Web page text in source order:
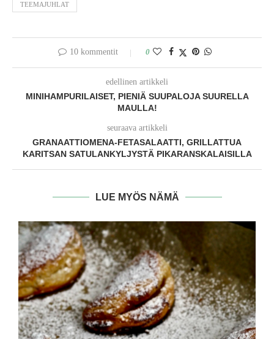
TEEMAJUHLAT
10 kommentit 0
edellinen artikkeli
MINIHAMPURILAISET, PIENIÄ SUUPALOJA SUURELLA
MAULLA!
seuraava artikkeli
GRANAATTIOMENA-FETASALAATTI, GRILLATTUA
KARITSAN SATULANKYLJYSTÄ PIKARANSKALAISILLA
LUE MYÖS NÄMÄ